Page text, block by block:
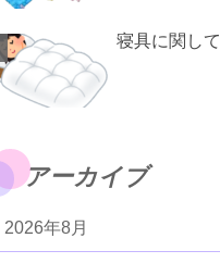
寝具に関して
アーカイブ
2026年8月